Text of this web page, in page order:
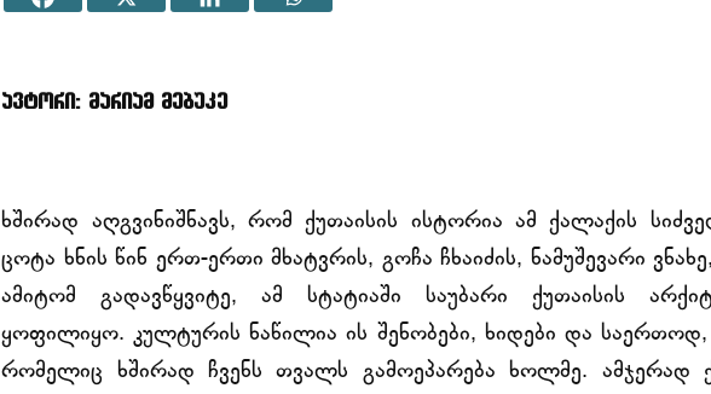
ავტორი: მარიამ მებუკე
ხშირად აღგვინიშნავს, რომ ქუთაისის ისტორია ამ ქალაქის
ცოტა ხნის წინ ერთ-ერთი მხატვრის, გოჩა ჩხაიძის, ნამუშევარი
ამიტომ გადავწყვიტე, ამ სტატიაში საუბარი ქუთაისის
ყოფილიყო. კულტურის ნაწილია ის შენობები, ხიდები და
რომელიც ხშირად ჩვენს თვალს გამოეპარება ხოლმე. ამჯერად